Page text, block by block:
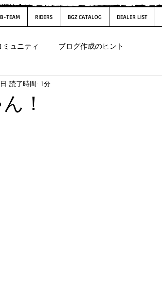
B-TEAM RIDERS BGZ CATALOG DEALER LIST
ミュニティ ブログ作成のヒント
！
読了時間: 1分